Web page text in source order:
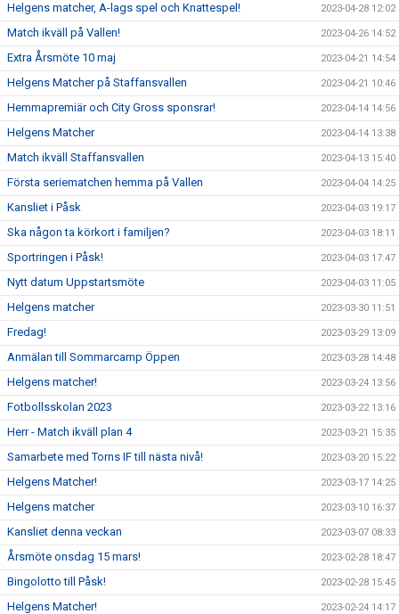
Helgens matcher, A-lags spel och Knattespel! 2023-04-28 12:02
Match ikväll på Vallen! 2023-04-26 14:52
Extra Årsmöte 10 maj 2023-04-21 14:54
Helgens Matcher på Staffansvallen 2023-04-21 10:46
Hemmapremiär och City Gross sponsrar! 2023-04-14 14:56
Helgens Matcher 2023-04-14 13:38
Match ikväll Staffansvallen 2023-04-13 15:40
Första seriematchen hemma på Vallen 2023-04-04 14:25
Kansliet i Påsk 2023-04-03 19:17
Ska någon ta körkort i familjen? 2023-04-03 18:11
Sportringen i Påsk! 2023-04-03 17:47
Nytt datum Uppstartsmöte 2023-04-03 11:05
Helgens matcher 2023-03-30 11:51
Fredag! 2023-03-29 13:09
Anmälan till Sommarcamp Öppen 2023-03-28 14:48
Helgens matcher! 2023-03-24 13:56
Fotbollsskolan 2023 2023-03-22 13:16
Herr - Match ikväll plan 4 2023-03-21 15:35
Samarbete med Torns IF till nästa nivå! 2023-03-20 15:22
Helgens Matcher! 2023-03-17 14:25
Helgens matcher 2023-03-10 16:37
Kansliet denna veckan 2023-03-07 08:33
Årsmöte onsdag 15 mars! 2023-02-28 18:47
Bingolotto till Påsk! 2023-02-28 15:45
Helgens Matcher! 2023-02-24 14:17